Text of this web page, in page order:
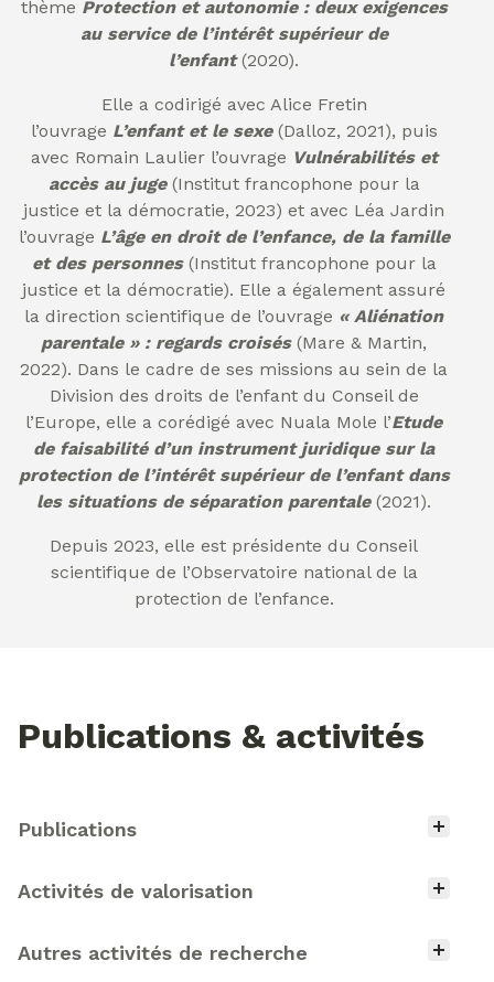
thème Protection et autonomie : deux exigences
au service de l’intérêt supérieur de
l’enfant (2020).
Elle a codirigé avec Alice Fretin
l’ouvrage L’enfant et le sexe(Dalloz, 2021), puis
avec Romain Laulier l’ouvrage Vulnérabilités et
accès au juge(Institut francophone pour la
justice et la démocratie, 2023) et avec Léa Jardin
l’ouvrage L’âge en droit de l’enfance, de la famille
et des personnes(Institut francophone pour la
justice et la démocratie). Elle a également assuré
la direction scientifique de l’ouvrage « Aliénation
parentale » : regards croisés(Mare & Martin,
2022). Dans le cadre de ses missions au sein de la
Division des droits de l’enfant du Conseil de
l’Europe, elle a corédigé avec Nuala Mole l’Etude
de faisabilité d’un instrument juridique sur la
protection de l’intérêt supérieur de l’enfant dans
les situations de séparation parentale (2021).
Depuis 2023, elle est présidente du Conseil
scientifique de l’Observatoire national de la
protection de l’enfance.
Publications & activités
Type d'activité
Publications
Activités de valorisation
Autres activités de recherche